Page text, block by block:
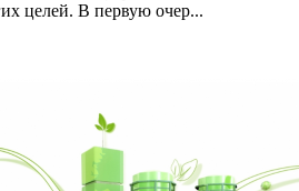
целей. В первую очер...